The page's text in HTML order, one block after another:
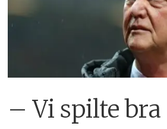
– Vi spilte bra